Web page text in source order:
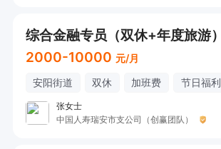
综合金融专员（双休+年度旅游）
2000-10000 元/月
安阳街道 双休 加班费 节日福利
张女士
中国人寿瑞安市支公司（创赢团队）